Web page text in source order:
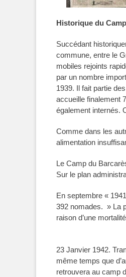
Historique du
Succédant
commune, entre le
mobiles rejoints
par un nombre
1939. Il fait partie
accueille finalement
également internés.
Comme dans les
alimentation
Le Camp du
Sur le plan
En septembre «
392 nomades. » La
raison d’une
23 Janvier 1942.
même temps que
retrouvera au camp